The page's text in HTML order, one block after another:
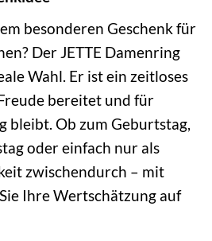
besonderen Geschenk für
Der JETTE Damenring
Wahl. Er ist ein zeitloses
bereitet und für
bleibt. Ob zum Geburtstag,
oder einfach nur als
zwischendurch – mit
Ihre Wertschätzung auf